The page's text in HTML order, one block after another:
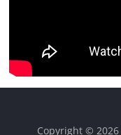
Copyright © 2026